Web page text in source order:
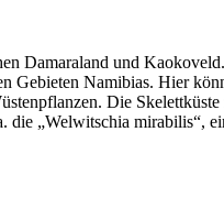
Damaraland und
Gebieten Namibias. Hier
Die
„Welwitschia mirabilis“,